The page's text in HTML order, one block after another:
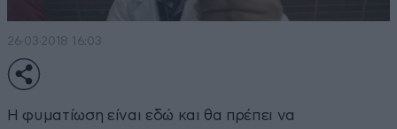
26·03·2018 16:03
Η φυματίωση είναι εδώ και θα πρέπει να